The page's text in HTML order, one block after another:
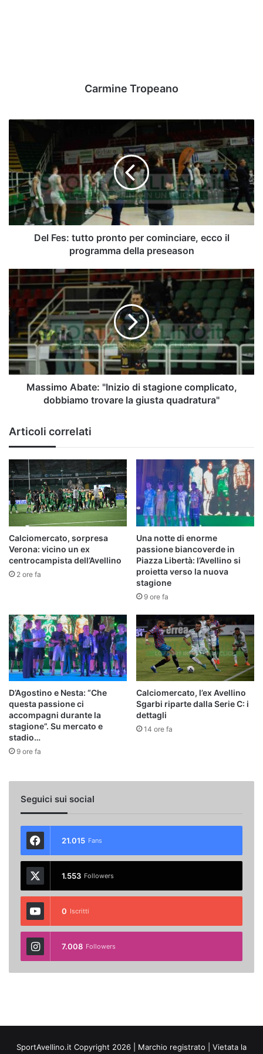
Carmine Tropeano
tutto
pronto
per
cominciare,
ecco
il
programma
Del Fes: tutto pronto per cominciare, ecco il
programma della preseason
Massimo
Abate:
"Inizio
di
stagione
complicato,
dobbiamo
trovare
la
giusta
quadratura"
Massimo Abate: "Inizio di stagione complicato,
dobbiamo trovare la giusta quadratura"
Articoli correlati
Calciomercato, sorpresa
Verona: vicino un ex
centrocampista dell’Avellino
2 ore fa
Una notte di enorme
passione biancoverde in
Piazza Libertà: l’Avellino si
proietta verso la nuova
stagione
9 ore fa
D’Agostino e Nesta: “Che
questa passione ci
accompagni durante la
stagione”. Su mercato e
stadio…
9 ore fa
Calciomercato, l’ex Avellino
Sgarbi riparte dalla Serie C: i
dettagli
14 ore fa
Seguici sui social
21.015 Fans
1.553 Followers
0 Iscritti
7.008 Followers
SportAvellino.it Copyright 2026 | Marchio registrato | Vietata la